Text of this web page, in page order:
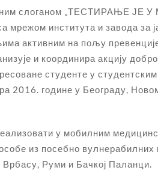
слоганом „ТЕСТИРАЊЕ
мрежом института и завода за
активним на пољу
и координира акцију
студенте у
2016. године у Београду,
у мобилним
из посебно вулнерабилних
Руми и Бачкој Паланци.